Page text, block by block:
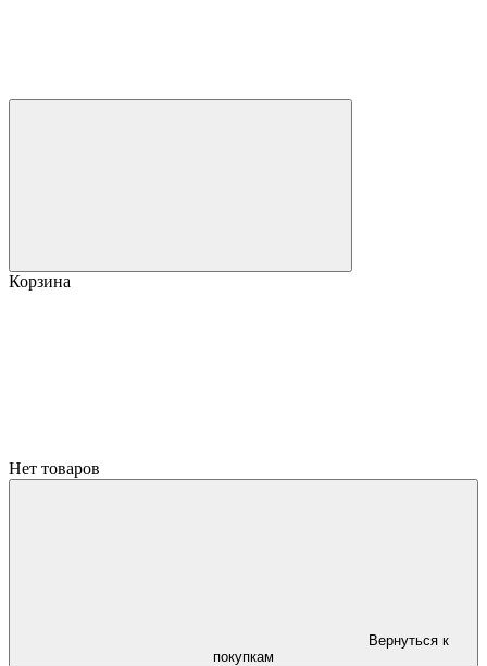
Корзина
Нет товаров
Вернуться к
покупкам